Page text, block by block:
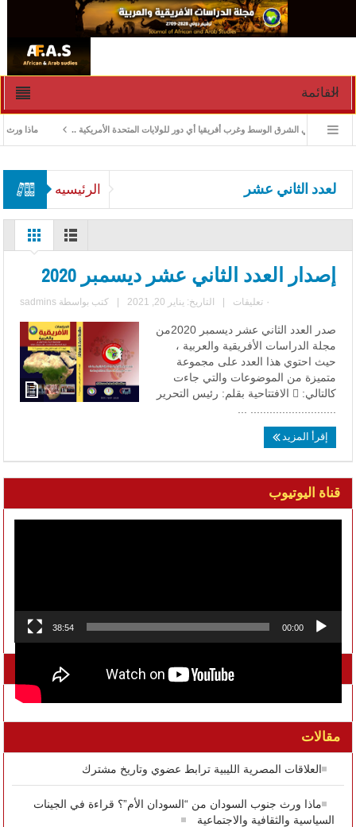
القائمة
ماذا ورث الأزمات في الشرق الوسط وغرب أفريقيا أي دور للولايات المتحدة الأمريكية ..
الرئيسيه لعدد الثاني عشر
إصدار العدد الثاني عشر ديسمبر 2020
كتب بواسطة sadmins | التاريخ: يناير 20, 2021 | ٠ تعليقات
صدر العدد الثاني عشر ديسمبر 2020من
مجلة الدراسات الأفريقية والعربية ،
حيث احتوي هذا العدد على مجموعة
متميزة من الموضوعات والتي جاءت
كالتالي:  الافتتاحية بقلم: رئيس التحرير
إقرأ المزيد
قناة اليوتيوب
00:00
38:54
تواصل معنا على الفيسبوك
مقالات
العلاقات المصرية الليبية ترابط عضوي وتاريخ مشترك
ماذا ورث جنوب السودان من “السودان الأم”؟ قراءة في الجينات
السياسية والثقافية والاجتماعية